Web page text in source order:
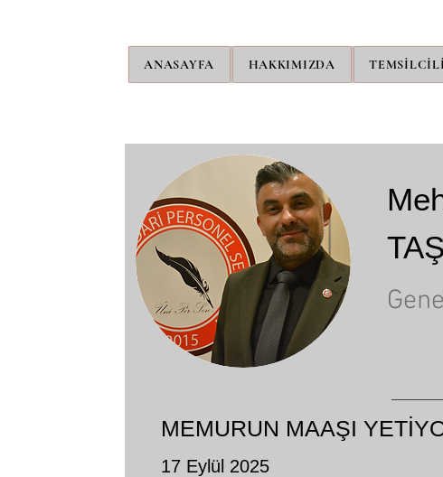
ANASAYFA HAKKIMIZDA
MEMURUN MAAŞI
17 Eylül 2025